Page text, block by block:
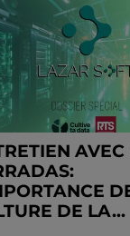
AVEC
DE LA...